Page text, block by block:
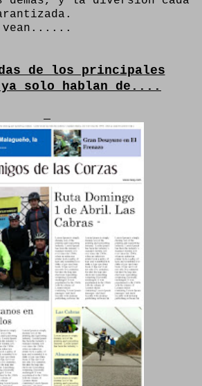
vean......
de los principales
solo hablan de....